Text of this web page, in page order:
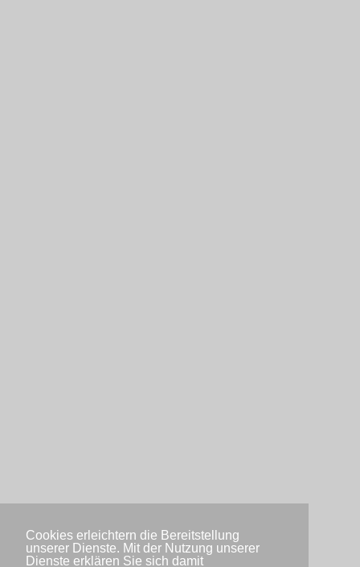
Cookies erleichtern die Bereitstellung
unserer Dienste. Mit der Nutzung unserer
Dienste erklären Sie sich damit